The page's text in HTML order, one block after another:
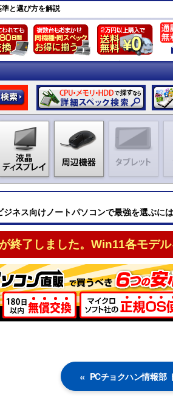
と選び方を解説
ジネス向けノートパソコンで最強を選ぶに
終了しました。Win11各モデル
PCチョクハン情報部